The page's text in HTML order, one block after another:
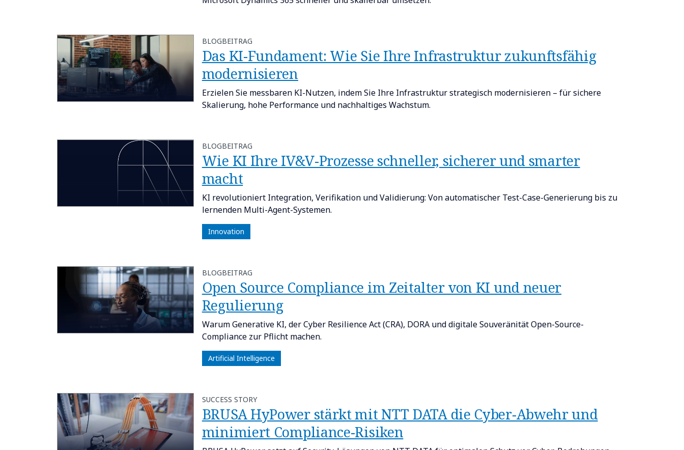
BLOGBEITRAG
Das KI-Fundament: Wie Sie Ihre Infrastruktur zukunftsfähig
modernisieren
Erzielen Sie messbaren KI-Nutzen, indem Sie Ihre Infrastruktur strategisch modernisieren – für sichere
Skalierung, hohe Performance und nachhaltiges Wachstum.
BLOGBEITRAG
Wie KI Ihre IV&V-Prozesse schneller, sicherer und smarter
macht
KI revolutioniert Integration, Verifikation und Validierung: Von automatischer Test-Case-Generierung bis zu
lernenden Multi-Agent-Systemen.
Innovation
BLOGBEITRAG
Open Source Compliance im Zeitalter von KI und neuer
Regulierung
Warum Generative KI, der Cyber Resilience Act (CRA), DORA und digitale Souveränität Open-Source-
Compliance zur Pflicht machen.
Artificial Intelligence
SUCCESS STORY
BRUSA HyPower stärkt mit NTT DATA die Cyber-Abwehr und
minimiert Compliance-Risiken